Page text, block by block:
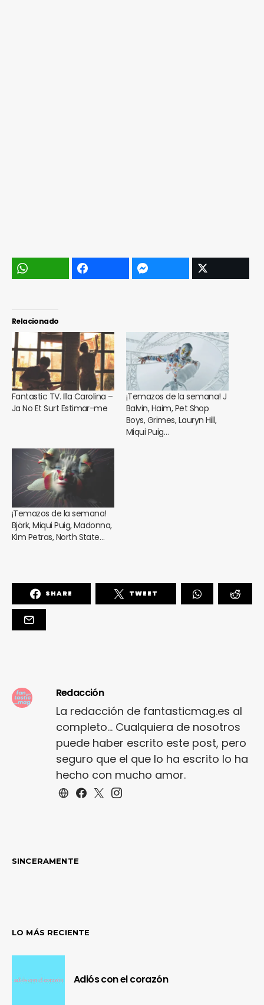
Relacionado
Fantastic TV. Illa Carolina –
Ja No Et Surt Estimar-me
¡Temazos de la semana! J
Balvin, Haim, Pet Shop
Boys, Grimes, Lauryn Hill,
Miqui Puig…
¡Temazos de la semana!
Björk, Miqui Puig, Madonna,
Kim Petras, North State…
SHARE TWEET
Redacción
La redacción de fantasticmag.es al
completo... Cualquiera de nosotros
puede haber escrito este post, pero
seguro que el que lo ha escrito lo ha
hecho con mucho amor.
SINCERAMENTE
LO MÁS RECIENTE
Adiós con el corazón